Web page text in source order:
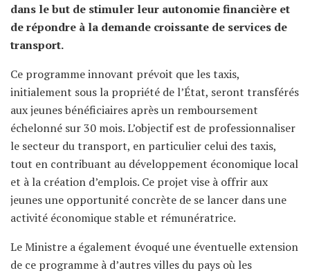
dans le but de stimuler leur autonomie financière et
de répondre à la demande croissante de services de
transport.
Ce programme innovant prévoit que les taxis,
initialement sous la propriété de l’État, seront transférés
aux jeunes bénéficiaires après un remboursement
échelonné sur 30 mois. L’objectif est de professionnaliser
le secteur du transport, en particulier celui des taxis,
tout en contribuant au développement économique local
et à la création d’emplois. Ce projet vise à offrir aux
jeunes une opportunité concrète de se lancer dans une
activité économique stable et rémunératrice.
Le Ministre a également évoqué une éventuelle extension
de ce programme à d’autres villes du pays où les